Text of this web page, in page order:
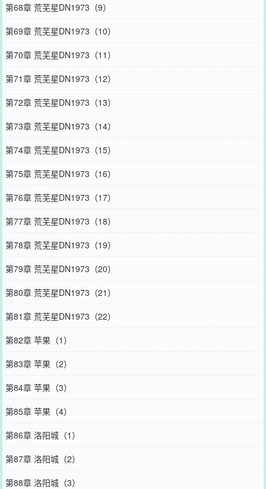
第68章 荒芜星DN1973（9）
第69章 荒芜星DN1973（10）
第70章 荒芜星DN1973（11）
第71章 荒芜星DN1973（12）
第72章 荒芜星DN1973（13）
第73章 荒芜星DN1973（14）
第74章 荒芜星DN1973（15）
第75章 荒芜星DN1973（16）
第76章 荒芜星DN1973（17）
第77章 荒芜星DN1973（18）
第78章 荒芜星DN1973（19）
第79章 荒芜星DN1973（20）
第80章 荒芜星DN1973（21）
第81章 荒芜星DN1973（22）
第82章 苹果（1）
第83章 苹果（2）
第84章 苹果（3）
第85章 苹果（4）
第86章 洛阳城（1）
第87章 洛阳城（2）
第88章 洛阳城（3）